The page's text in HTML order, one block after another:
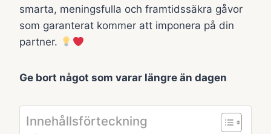
smarta, meningsfulla och framtidssäkra gåvor
som garanterat kommer att imponera på din
partner.
Ge bort något som varar längre än dagen
Innehållsförteckning